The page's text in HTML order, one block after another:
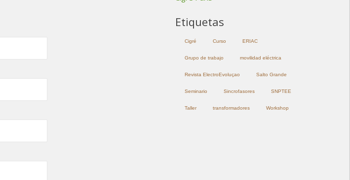
Etiquetas
Cigré Curso ERIAC
Grupo de trabajo movilidad eléctrica
Revista ElectroEvoluçao Salto Grande
Seminario Sincrofasores SNPTEE
Taller transformadores Workshop